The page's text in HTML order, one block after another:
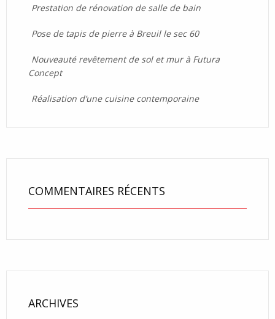
Prestation de rénovation de salle de bain
Pose de tapis de pierre à Breuil le sec 60
Nouveauté revêtement de sol et mur à Futura
Concept
Réalisation d’une cuisine contemporaine
COMMENTAIRES RÉCENTS
ARCHIVES